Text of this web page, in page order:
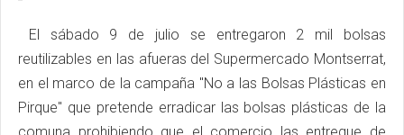
El sábado 9 de julio se entregaron 2 mil bolsas
reutilizables en las afueras del Supermercado Montserrat,
en el marco de la campaña "No a las Bolsas Plásticas en
Pirque" que pretende erradicar las bolsas plásticas de la